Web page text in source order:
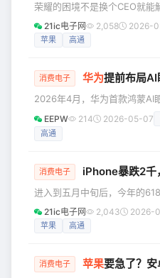
近年来尚属首次，#苹果华为小
价#话题一度冲上微博热搜第一
旗舰集体"跳水" 据各品牌官方
荣耀的困境不是换个CEO就能
荣耀的IPO，还在等！ 2025年
耀正式获证监会上市辅导备案
一份市场数据的发布时间，恰
市场份额跌至13.4%，排名第
出前五，成为主流厂商中唯一
滑的品牌。 一边是上市进程的
21ic电子网 2,058 2026-
苹果 高通
消费电子 华为提前布局AI眼镜市场，为
2026年4月，华为首款鸿蒙AI
亮相。没有炫目的AR显示，没
头戴式设计，这款看起来与普
底该不该带屏幕？当业界还在
题争论不休时，华为用35.5克
案。 # 一块屏幕的代价 # 为什么无屏设
计如此关键？如果把智能眼镜
微型城市，显示屏就是那座最
EEPW 214 2026-05-07
高通
消费电子 iPhone暴跌2千，安
进入到五月中旬后，今年的
式拉开帷幕。5月15日，苹果官
促销政策正式公布，微博上立
作，除了常规的打折促销外，
21ic电子网 2,043 2026-
苹果 高通
消费电子 苹果要急了？安卓17迎